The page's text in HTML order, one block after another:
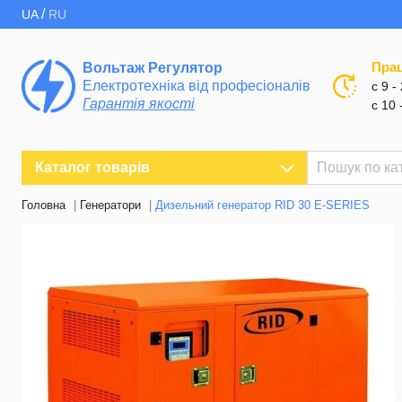
UA/ RU
Вольтаж Регулятор
Електротехніка від професіоналів
Гарантія якості
с 9 -
с 10
Каталог товарів
Головна Генератори Дизельний генератор RID 30 E-SERIES